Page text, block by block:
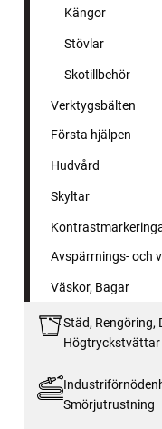
Kängor
Stövlar
Skotillbehör
Verktygsbälten
Första hjälpen
Hudvård
Skyltar
Avspärrnings- och
Väskor, Bagar
Städ, Rengöring,
Högtryckstvättar
Smörjutrustning